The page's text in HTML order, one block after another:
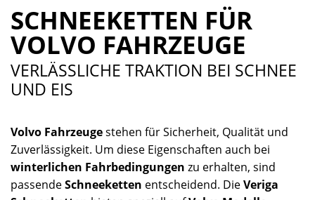
SCHNEEKETTEN FÜR
VOLVO FAHRZEUGE
VERLÄSSLICHE TRAKTION BEI SCHNEE
UND EIS
Volvo Fahrzeugestehen für Sicherheit, Qualität und
Zuverlässigkeit. Um diese Eigenschaften auch bei
winterlichen Fahrbedingungen zu erhalten, sind
passendeSchneeketten entscheidend. DieVeriga